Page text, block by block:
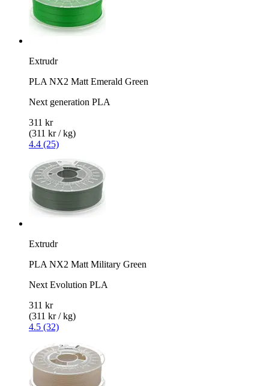
Extrudr
PLA NX2 Matt Emerald Green
Next generation PLA
311 kr
(311 kr / kg)
4.4 (25)
Extrudr
PLA NX2 Matt Military Green
Next Evolution PLA
311 kr
(311 kr / kg)
4.5 (32)